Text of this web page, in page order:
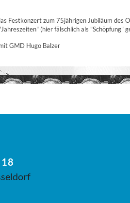
Festkonzert zum 75jährigen Jubiläum
(hier fälschlich als "Schöpfung"
GMD Hugo Balzer